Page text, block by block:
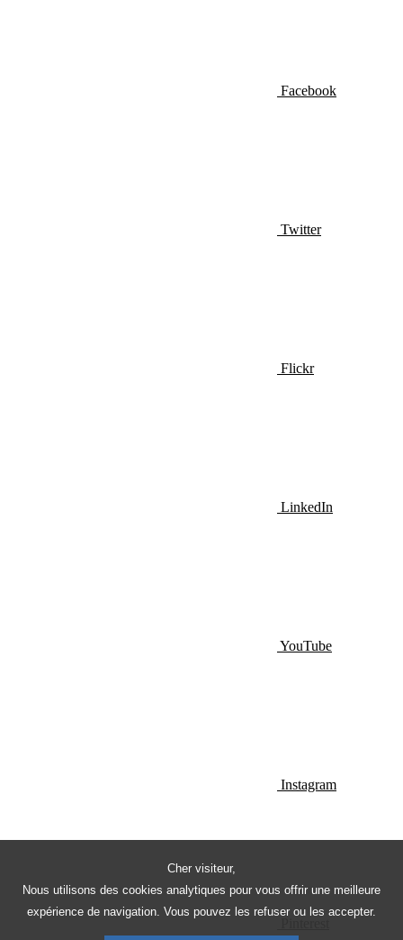
Cher visiteur,
Nous utilisons des cookies analytiques pour vous offrir une meilleure
expérience de navigation. Vous pouvez les refuser ou les accepter.
Facebook
Twitter
Flickr
LinkedIn
YouTube
Instagram